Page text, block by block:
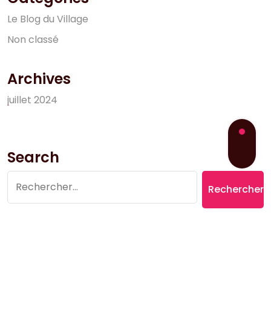
Le Blog du Village
Non classé
Archives
juillet 2024
Search